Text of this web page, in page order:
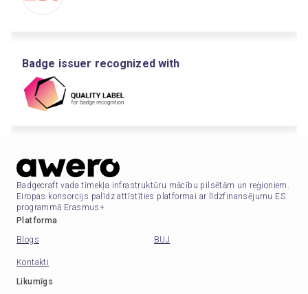
Badge issuer recognized with
Badgecraft vada tīmekļa infrastruktūru mācību pilsētām un reģioniem.
Eiropas konsorcijs palīdz attīstīties platformai ar līdzfinansējumu ES
programmā Erasmus+
Platforma
Blogs
BUJ
Kontakti
Likumīgs